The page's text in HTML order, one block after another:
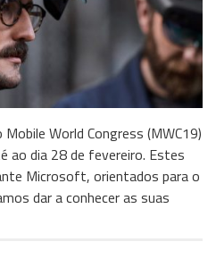
World Congress (MWC19)
ao dia 28 de fevereiro. Estes
Microsoft, orientados para o
dar a conhecer as suas